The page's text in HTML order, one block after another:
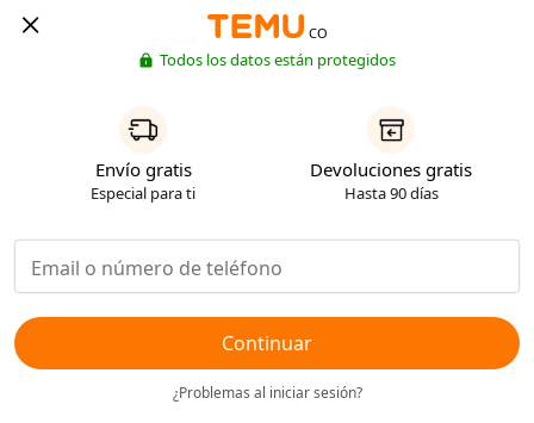
CO
Todos los datos están protegidos
Envío gratis
Especial para ti
Devoluciones gratis
Hasta 90 días
Continuar
¿Problemas al iniciar sesión?